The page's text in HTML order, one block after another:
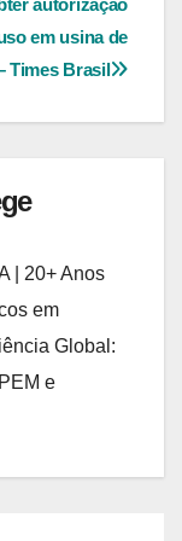
em usina de
Times Brasil
| 20+ Anos
em
Global:
e